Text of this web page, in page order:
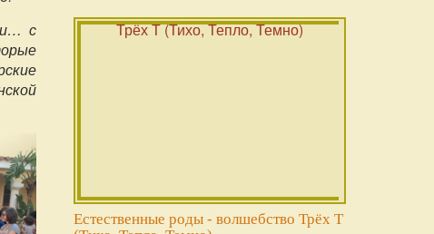
с
Естественные роды - волшебство Трёх Т